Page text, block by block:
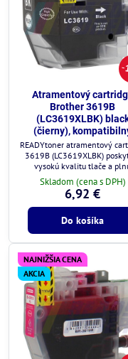
Atramentový
Brother 3619B
(LC3619XLBK)
(čierny),
READYtoner atramentový
3619B (LC3619XLBK)
vysokú kvalitu tlače a
kompatibilitu s tlačiarňami
Skladom (cena s DPH)
6,92 €
Do košíka
NAJNIŽŠIA CENA
AKCIA